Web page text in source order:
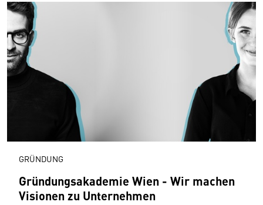
GRÜNDUNG
Gründungsakademie Wien - Wir machen
Visionen zu Unternehmen